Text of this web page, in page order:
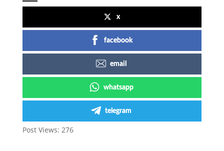
x
facebook
email
whatsapp
telegram
Post Views: 276